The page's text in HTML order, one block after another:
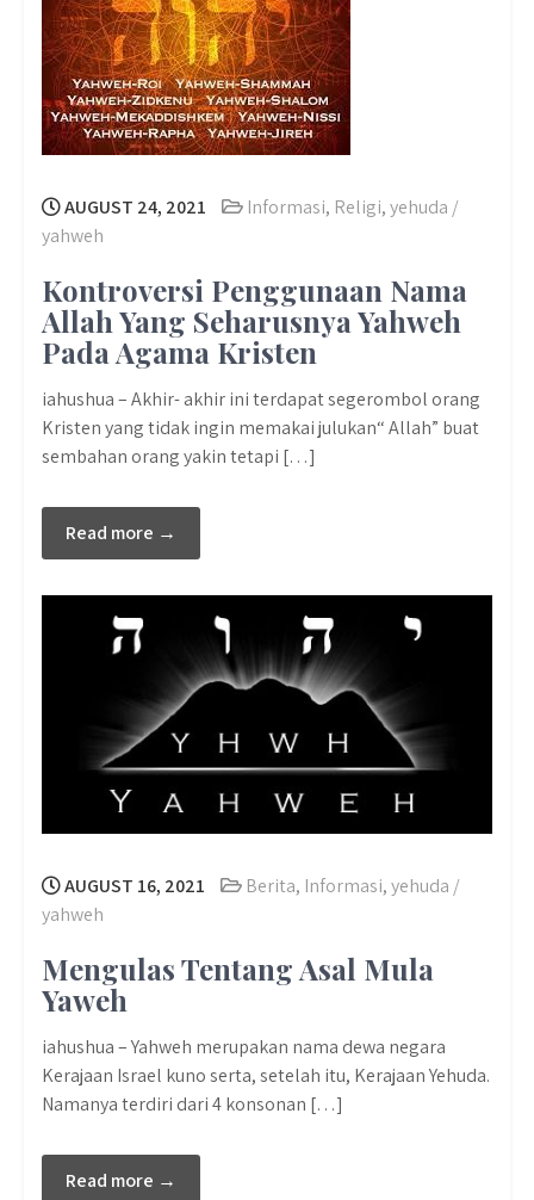
AUGUST 24, 2021 Informasi, Religi,yehuda /
yahweh
Kontroversi Penggunaan Nama
Allah Yang Seharusnya Yahweh
Pada Agama Kristen
iahushua – Akhir- akhir ini terdapat segerombol orang
Kristen yang tidak ingin memakai julukan“ Allah” buat
sembahan orang yakin tetapi […]
Read more →
AUGUST 16, 2021 Berita, Informasi,yehuda /
yahweh
Mengulas Tentang Asal Mula
Yaweh
iahushua – Yahweh merupakan nama dewa negara
Kerajaan Israel kuno serta, setelah itu, Kerajaan Yehuda.
Namanya terdiri dari 4 konsonan […]
Read more →